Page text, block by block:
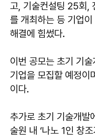
고, 기술컨설팅 25회,
를 개최하는 등 기업
해결에 힘썼다.
이번 공모는 초기 기
기업을 모집할 예정이
이다.
추가로 초기 기술개발
술원 내 ‘나노 1인 창